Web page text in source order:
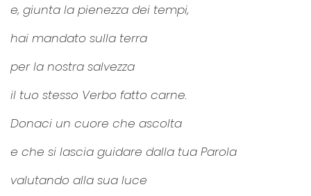
e, giunta la pienezza dei tempi,
hai mandato sulla terra
per la nostra salvezza
il tuo stesso Verbo fatto carne.
Donaci un cuore che ascolta
e che si lascia guidare dalla tua Parola
valutando alla sua luce